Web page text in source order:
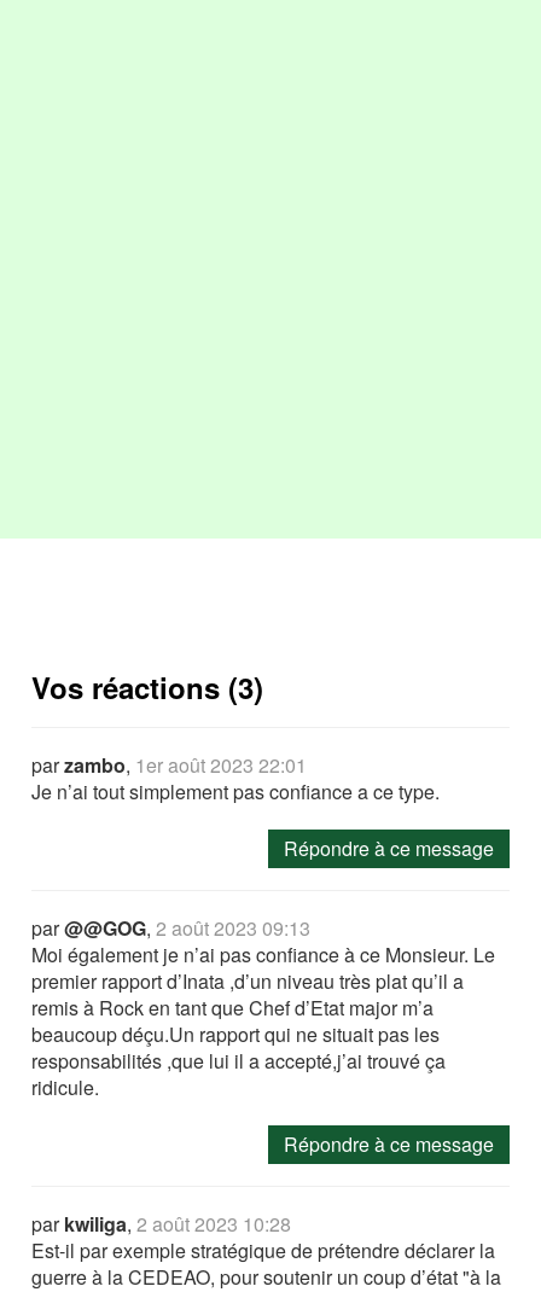
Vos réactions (3)
parzambo, 1er août 2023 22:01
Je n’ai tout simplement pas confiance a ce type.
Répondre à ce message
par@@GOG,2 août 2023 09:13
Moi également je n’ai pas confiance à ce Monsieur. Le
premier rapport d’Inata ,d’un niveau très plat qu’il a
remis à Rock en tant que Chef d’Etat major m’a
beaucoup déçu.Un rapport qui ne situait pas les
responsabilités ,que lui il a accepté,j’ai trouvé ça
ridicule.
Répondre à ce message
parkwiliga,2 août 2023 10:28
Est-il par exemple stratégique de prétendre déclarer la
guerre à la CEDEAO, pour soutenir un coup d’état "à la